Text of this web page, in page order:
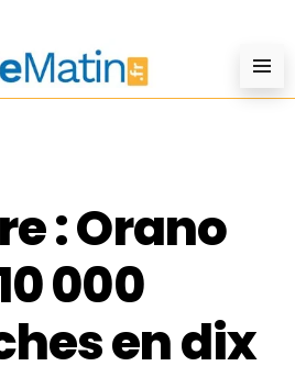
: Orano
000
en dix